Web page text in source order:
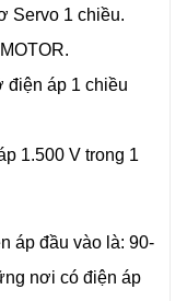
Servo 1 chiều.
áp 1 chiều
1.500 V trong 1
áp đầu vào là: 90-
nơi có điện áp